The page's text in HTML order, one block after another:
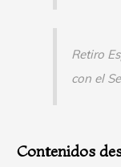
Retiro
con el
Contenidos